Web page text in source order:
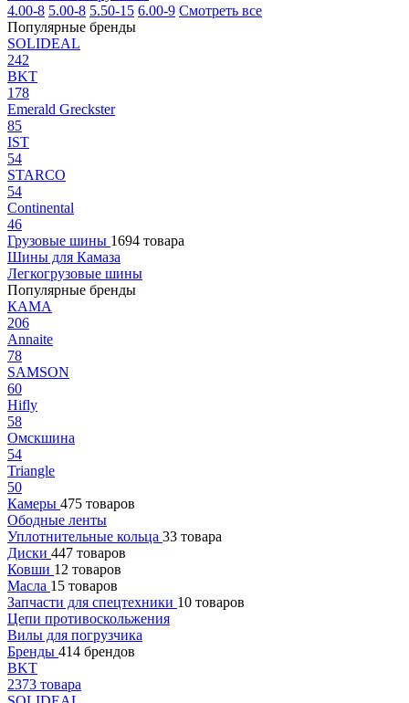
4.00-8 5.00-8 5.50-15 6.00-9 Смотреть все
Популярные бренды
SOLIDEAL
242
BKT
178
Emerald Greckster
85
IST
54
STARCO
54
Continental
46
Грузовые шины 1694 товара
Шины для Камаза
Легкогрузовые шины
Популярные бренды
КАМА
206
Annaite
78
SAMSON
60
Hifly
58
Омскшина
54
Triangle
50
Камеры 475 товаров
Ободные ленты
Уплотнительные кольца 33 товара
Диски 447 товаров
Ковши 12 товаров
Масла 15 товаров
Запчасти для спецтехники 10 товаров
Цепи противоскольжения
Вилы для погрузчика
Бренды 414 брендов
BKT
2373 товара